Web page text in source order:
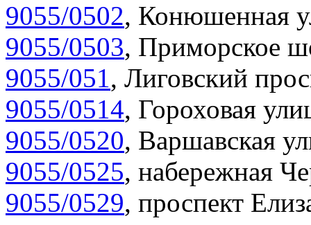
9055/0502, Конюшенная
9055/0503, Приморское
9055/051, Лиговский
9055/0514, Гороховая
9055/0520, Варшавская
9055/0525, набережная
9055/0529, проспект